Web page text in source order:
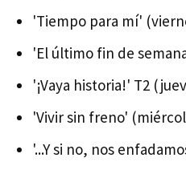
'Tiempo para mí'
'El último fin de
'¡Vaya historia!' T2
'Vivir sin freno'
'...Y si no, nos